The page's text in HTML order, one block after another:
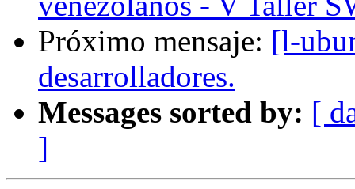
Próximo mensaje: [l-
desarrolladores.
Messages sorted by: [
]